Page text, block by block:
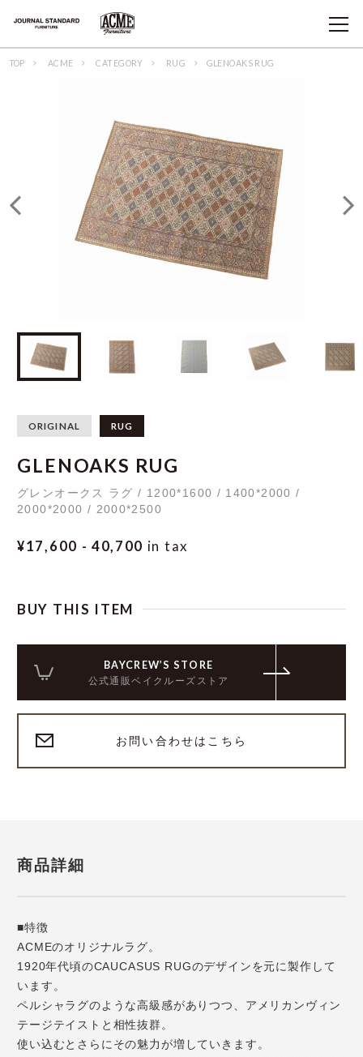
TOP ACME CATEGORY RUG GLENOAKS RUG
ORIGINAL RUG
GLENOAKS RUG
グレンオークス ラグ / 1200*1600 / 1400*2000 /
2000*2000 / 2000*2500
¥17,600 - 40,700 in tax
BUY THIS ITEM
BAYCREW’S STORE
公式通販ベイクルーズストア
お問い合わせはこちら
商品詳細
■特徴
ACMEのオリジナルラグ。
1920年代頃のCAUCASUS RUGのデザインを元に製作して
います。
ペルシャラグのような高級感がありつつ、アメリカンヴィン
テージテイストと相性抜群。
使い込むとさらにその魅力が増していきます。